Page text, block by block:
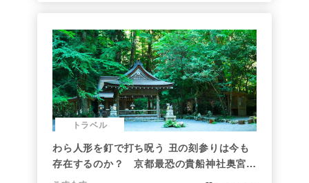
トラベル
わら人形を釘で打ち呪う 丑の刻参りは今も
存在するのか？ 京都最恐の貴船神社奥宮を
調べた